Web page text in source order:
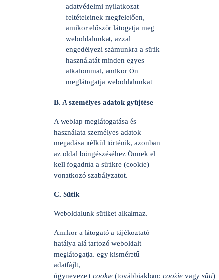
adatvédelmi nyilatkozat
feltételeinek megfelelően,
amikor először látogatja meg
weboldalunkat, azzal
engedélyezi számunkra a sütik
használatát minden egyes
alkalommal, amikor Ön
meglátogatja weboldalunkat.
B. A személyes adatok gyűjtése
A weblap meglátogatása és
használata személyes adatok
megadása nélkül történik, azonban
az oldal böngészéséhez Önnek el
kell fogadnia a sütikre (cookie)
vonatkozó szabályzatot.
C. Sütik
Weboldalunk sütiket alkalmaz.
Amikor a látogató a tájékoztató
hatálya alá tartozó weboldalt
meglátogatja, egy kisméretű
adatfájlt,
úgynevezett cookie (továbbiakban: cookie vagy süti)